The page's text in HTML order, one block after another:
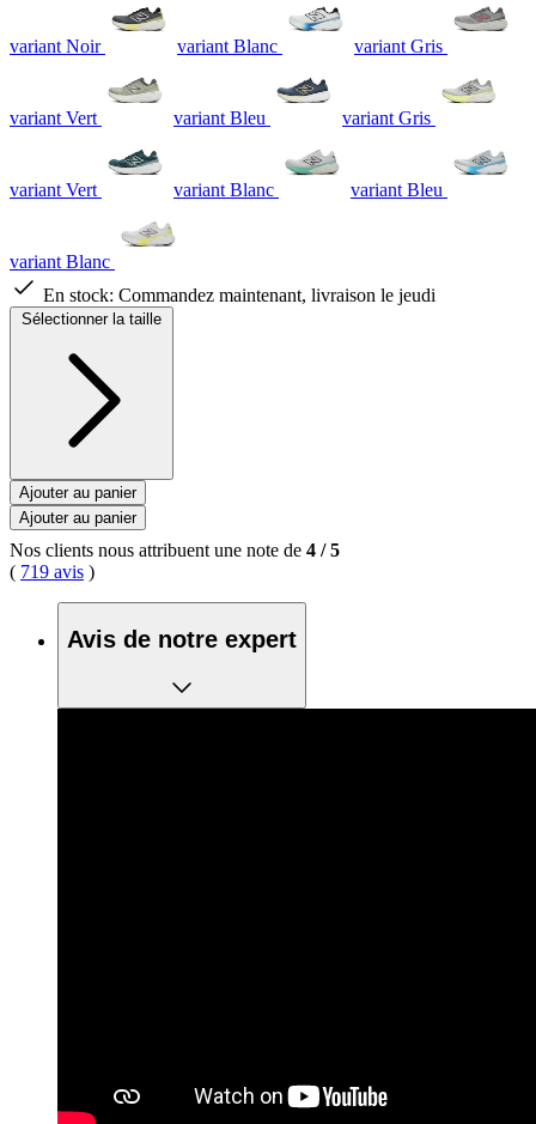
variant Noir variant Blanc variant Gris
variant Vert variant Bleu variant Gris
variant Vert variant Blanc variant Bleu
variant Blanc
En stock: Commandez maintenant, livraison le jeudi
Sélectionner la taille
Ajouter au panier
Ajouter au panier
Nos clients nous attribuent une note de 4 /5
( 719 avis )
Avis de notre expert